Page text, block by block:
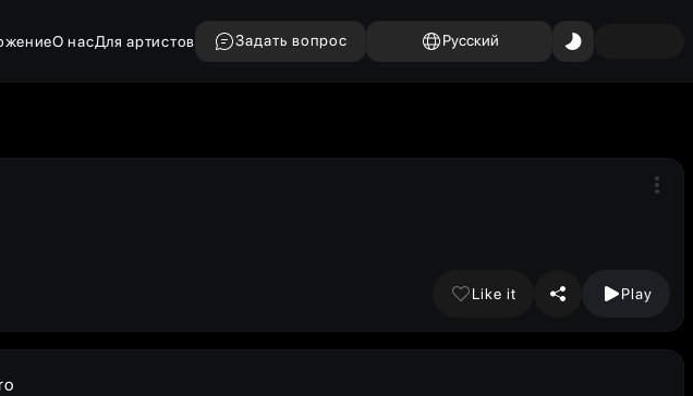
О насДля артистов Задать вопрос Русский
Like it Play